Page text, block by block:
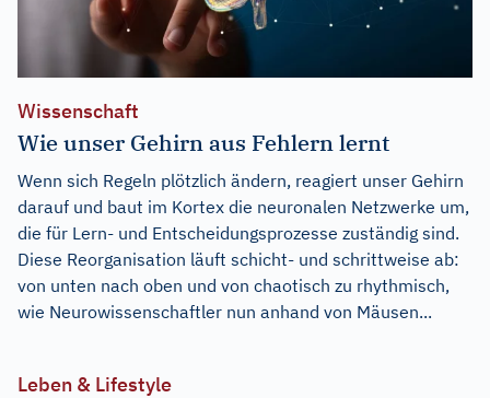
Wissenschaft
Wie unser Gehirn aus Fehlern lernt
Wenn sich Regeln plötzlich ändern, reagiert unser Gehirn
darauf und baut im Kortex die neuronalen Netzwerke um,
die für Lern- und Entscheidungsprozesse zuständig sind.
Diese Reorganisation läuft schicht- und schrittweise ab:
von unten nach oben und von chaotisch zu rhythmisch,
wie Neurowissenschaftler nun anhand von Mäusen...
Leben & Lifestyle